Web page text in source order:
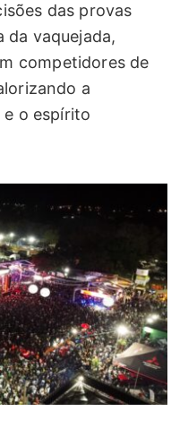
das provas
da vaquejada,
competidores de
a
o espírito